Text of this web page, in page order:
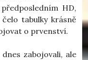
HD,
tabulky krásně
o prvenství.
zabojovali, ale